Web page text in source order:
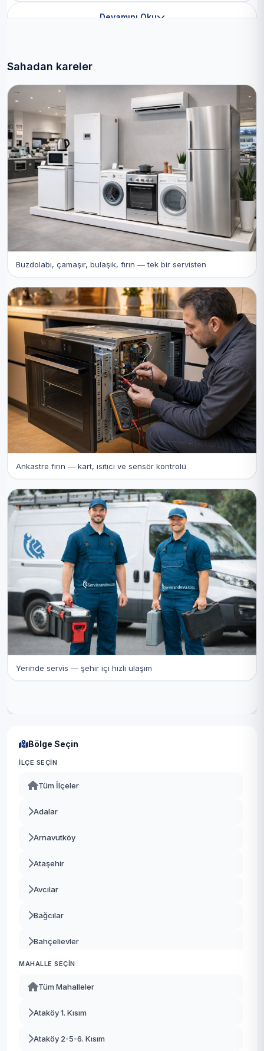
Devamını Oku
Sahadan kareler
Buzdolabı, çamaşır, bulaşık, fırın — tek bir servisten
Ankastre fırın — kart, ısıtıcı ve sensör kontrolü
Yerinde servis — şehir içi hızlı ulaşım
Bölge Seçin
İLÇE SEÇIN
Tüm İlçeler
Adalar
Arnavutköy
Ataşehir
Avcılar
Bağcılar
Bahçelievler
Bakırköy
Başakşehir
Bayrampaşa
Beşiktaş
MAHALLE SEÇIN
Tüm Mahalleler
Ataköy 1. Kısım
Ataköy 2-5-6. Kısım